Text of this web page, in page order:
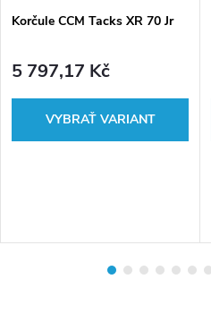
v
e
n
í
n
Korčule CCM Tacks XR 70 Jr
5 797,17 Kč